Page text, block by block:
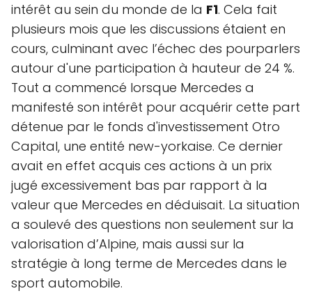
intérêt au sein du monde de la F1. Cela fait
plusieurs mois que les discussions étaient en
cours, culminant avec l’échec des pourparlers
autour d'une participation à hauteur de 24 %.
Tout a commencé lorsque Mercedes a
manifesté son intérêt pour acquérir cette part
détenue par le fonds d'investissement Otro
Capital, une entité new-yorkaise. Ce dernier
avait en effet acquis ces actions à un prix
jugé excessivement bas par rapport à la
valeur que Mercedes en déduisait. La situation
a soulevé des questions non seulement sur la
valorisation d’Alpine, mais aussi sur la
stratégie à long terme de Mercedes dans le
sport automobile.